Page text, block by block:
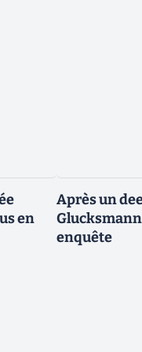
en
Après un
enquête